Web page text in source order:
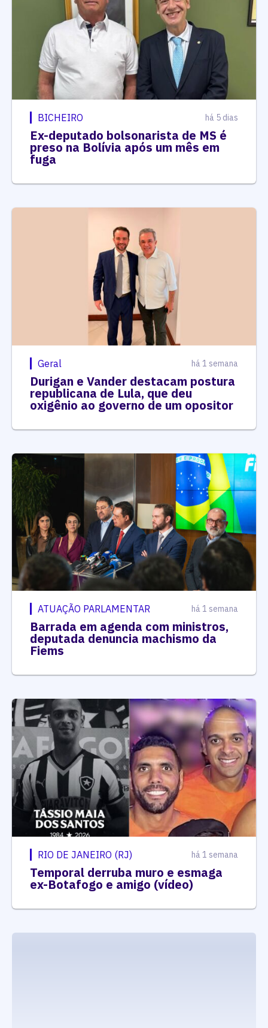
BICHEIRO há 5 dias
Ex-deputado bolsonarista de MS é
preso na Bolívia após um mês em
fuga
Geral há 1 semana
Durigan e Vander destacam postura
republicana de Lula, que deu
oxigênio ao governo de um opositor
ATUAÇÃO PARLAMENTAR há 1 semana
Barrada em agenda com ministros,
deputada denuncia machismo da
Fiems
RIO DE JANEIRO (RJ) há 1 semana
Temporal derruba muro e esmaga
ex-Botafogo e amigo (vídeo)